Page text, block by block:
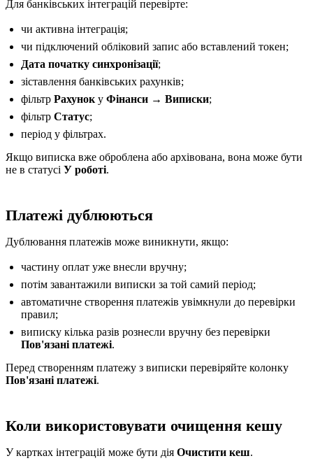
Для банківських інтеграцій перевірте:
чи активна інтеграція;
чи підключений обліковий запис або вставлений токен;
Дата початку синхронізації;
зіставлення банківських рахунків;
фільтр Рахуноку Фінанси → Виписки;
фільтр Статус;
період у фільтрах.
Якщо виписка вже оброблена або архівована, вона може бути
не в статусі У роботі.
Платежі дублюються
Дублювання платежів може виникнути, якщо:
частину оплат уже внесли вручну;
потім завантажили виписки за той самий період;
автоматичне створення платежів увімкнули до перевірки
правил;
виписку кілька разів рознесли вручну без перевірки
Пов'язані платежі.
Перед створенням платежу з виписки перевіряйте колонку
Пов'язані платежі.
Коли використовувати очищення кешу
У картках інтеграцій може бути дія Очистити кеш.